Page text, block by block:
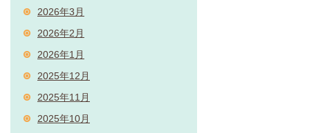
2026年3月
2026年2月
2026年1月
2025年12月
2025年11月
2025年10月